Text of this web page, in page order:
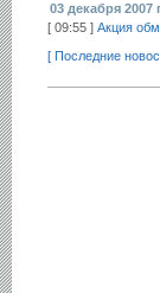
03 декабря 2007
[ 09:55 ] Акция
[ Последние